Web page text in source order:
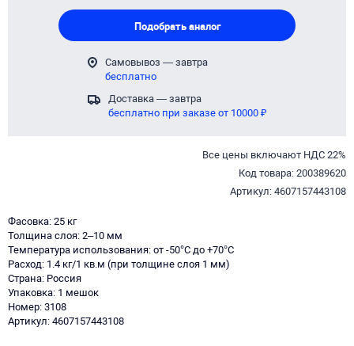
Подобрать аналог
Самовывоз — завтра
бесплатно
Доставка — завтра
бесплатно при заказе от 10000 ₽
Все цены включают НДС 22%
Код товара: 200389620
Артикул: 4607157443108
Фасовка: 25 кг
Толщина слоя: 2–10 мм
Температура использования: от -50°С до +70°С
Расход: 1.4 кг/1 кв.м (при толщине слоя 1 мм)
Страна: Россия
Упаковка: 1 мешок
Номер: 3108
Артикул: 4607157443108